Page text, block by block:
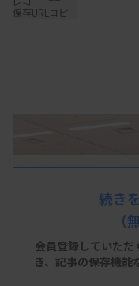
保存URLコピー
続き
会員登録していただ
き、 記事の保存機能